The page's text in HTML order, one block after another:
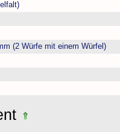
(2 Würfe mit einem Würfel)